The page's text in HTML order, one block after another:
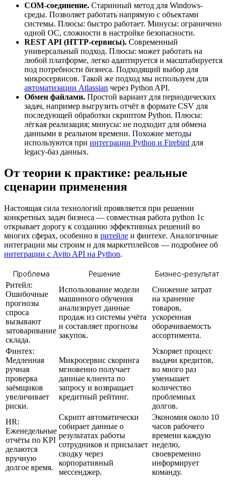
COM-соединение. Старинный метод для Windows-
среды. Позволяет работать напрямую с объектами
системы. Плюсы: быстро работает. Минусы: ограничено
одной ОС, сложности в настройке безопасности.
REST API (HTTP-сервисы). Современный
универсальный подход. Плюсы: может работать на
любой платформе, легко адаптируется и масштабируется
под потребности бизнеса. Подходящий выбор для
микросервисов. Такой же подход мы используем для
автоматизации Atlassian через Python API.
Обмен файлами. Простой вариант для периодических
задач, например выгрузить отчёт в формате CSV для
последующей обработки скриптом Python. Плюсы:
лёгкая реализация; минусы: не подходит для обмена
данными в реальном времени. Похожие методы
используются при интеграции Python и Firebird для
legacy-баз данных.
От теории к практике: реальные
сценарии применения
Настоящая сила технологий проявляется при решении
конкретных задач бизнеса — совместная работа python 1с
открывает дорогу к созданию эффективных решений во
многих сферах, особенно в ритейле и финтехе. Аналогичные
интеграции мы строим и для маркетплейсов — подробнее об
интеграции с Avito API на Python.
Проблема Решение Бизнес-результат
Ритейл:
Ошибочные
прогнозы
спроса
вызывают
затоваривание
склада.
Использование модели
машинного обучения
анализирует данные
продаж из системы учёта
и составляет прогнозы
закупок.
Снижение затрат
на хранение
товаров,
ускоренная
оборачиваемость
ассортимента.
Финтех:
Медленная
ручная
проверка
заёмщиков
увеличивает
риски.
Микросервис скоринга
мгновенно получает
данные клиента по
запросу и возвращает
кредитный рейтинг.
Ускоряет процесс
выдачи кредитов,
во много раз
уменьшает
количество
проблемных
долгов.
HR:
Еженедельные
отчёты по KPI
делаются
вручную
долгое время.
Скрипт автоматически
собирает данные о
результатах работы
сотрудников и присылает
сводку через
корпоративный
мессенджер.
Экономия около 10
часов рабочего
времени каждую
неделю,
своевременно
информирует
команду.